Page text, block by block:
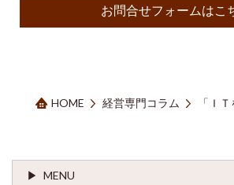
お問合せフォームはこ
HOME 経営専門コラム
「Ｉ
MENU